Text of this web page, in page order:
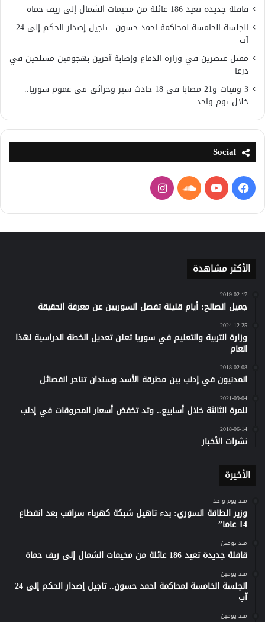
قافلة جديدة تعيد 186 عائلة من مخيمات الشمال إلى ريف حماة
الجلسة الخامسة لمحاكمة احمد حسون.. تاجيل إصدار الحكم إلى 24
آب
مقتل عنصرين في وزارة الدفاع وإصابة آخرين بهجومين مسلحين في
درعا
3 وفيات و21 مصابا في 18 حادث سير وحرائق في عموم سوريا..
خلال يوم واحد
Social
فيسبوكيوتيوبساوند
كلاود
انستقرام
الأكثر مشاهدة
2019-02-17
جميل الصالح: أيام قليلة تفصل السوريين عن معرفة الحقيقة
2024-12-25
وزارة التربية والتعليم في سوريا تعلن تعديل الخطة الدراسية لهذا
العام
2018-02-08
المدنيون في إدلب بين مطرقة الأسد وسندان تناحر الفصائل
2021-09-04
للمرة الثالثة خلال أسابيع.. وتد تخفض أسعار المحروقات في إدلب
2018-06-14
نشرات الأخبار
الأخيرة
منذ يوم واحد
وزير الطاقة السوري: بدء تاهيل شبكة كهرباء سراقب بعد انقطاع
14 عاما”
منذ يومين
قافلة جديدة تعيد 186 عائلة من مخيمات الشمال إلى ريف حماة
منذ يومين
الجلسة الخامسة لمحاكمة احمد حسون.. تاجيل إصدار الحكم إلى 24
آب
منذ يومين